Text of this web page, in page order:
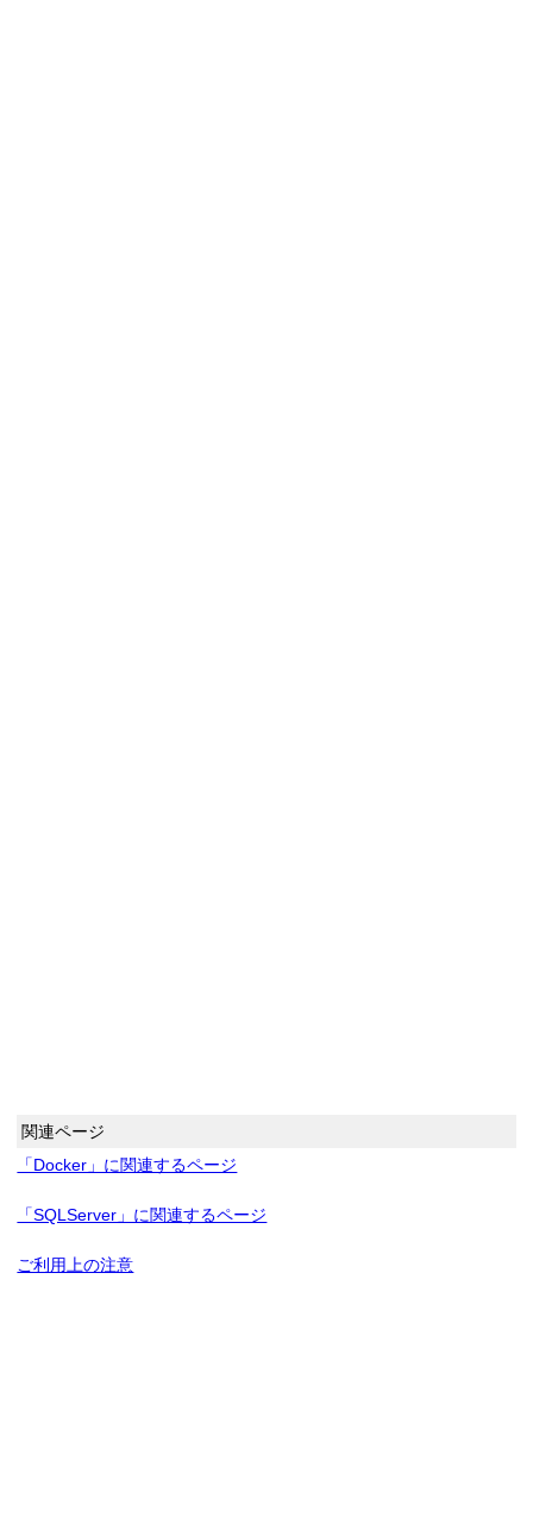
関連ページ
「Docker」に関連するページ
「SQLServer」に関連するページ
ご利用上の注意